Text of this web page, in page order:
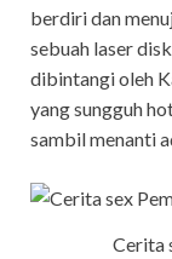
berdiri dan
sebuah laser
dibintangi oleh
yang sungguh
sambil menanti
Cerita